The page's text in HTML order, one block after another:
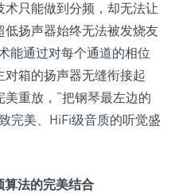
只能做到分频，却无法让
扬声器始终无法被发烧友
能通过对每个通道的相位
箱的扬声器无缝衔接起
重放，“把钢琴最左边的
完美、HiFi级音质的听觉盛
算法的完美结合